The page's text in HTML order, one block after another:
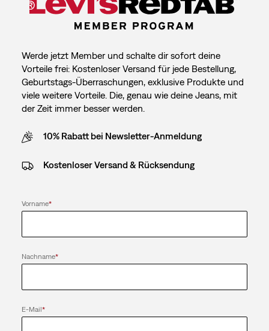
Werde jetzt Member und schalte dir sofort deine
Vorteile frei: Kostenloser Versand für jede Bestellung,
Geburtstags-Überraschungen, exklusive Produkte und
viele weitere Vorteile. Die, genau wie deine Jeans, mit
der Zeit immer besser werden.
10% Rabatt bei Newsletter-Anmeldung
Kostenloser Versand & Rücksendung
Vorname*
Nachname*
E-Mail*